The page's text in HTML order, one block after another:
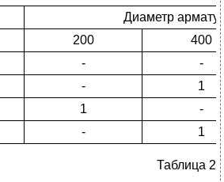
Диаметр
200
400
-
-
-
1
1
-
- 1
Таблица 2